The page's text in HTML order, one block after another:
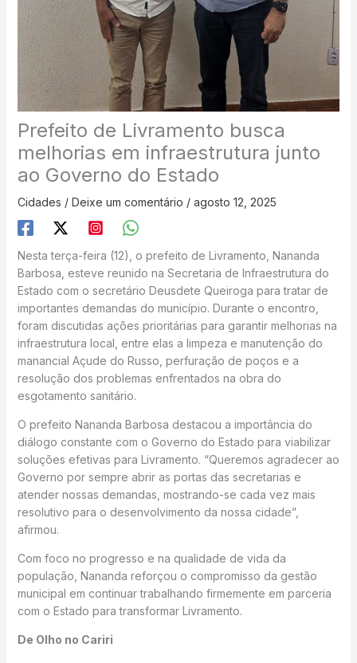
Prefeito de Livramento busca
melhorias em infraestrutura junto
ao Governo do Estado
Cidades / Deixe um comentário / agosto 12, 2025
Nesta terça-feira (12), o prefeito de Livramento, Nananda
Barbosa, esteve reunido na Secretaria de Infraestrutura do
Estado com o secretário Deusdete Queiroga para tratar de
importantes demandas do município. Durante o encontro,
foram discutidas ações prioritárias para garantir melhorias na
infraestrutura local, entre elas a limpeza e manutenção do
manancial Açude do Russo, perfuração de poços e a
resolução dos problemas enfrentados na obra do
esgotamento sanitário.
O prefeito Nananda Barbosa destacou a importância do
diálogo constante com o Governo do Estado para viabilizar
soluções efetivas para Livramento. “Queremos agradecer ao
Governo por sempre abrir as portas das secretarias e
atender nossas demandas, mostrando-se cada vez mais
resolutivo para o desenvolvimento da nossa cidade”,
afirmou.
Com foco no progresso e na qualidade de vida da
população, Nananda reforçou o compromisso da gestão
municipal em continuar trabalhando firmemente em parceria
com o Estado para transformar Livramento.
De Olho no Cariri